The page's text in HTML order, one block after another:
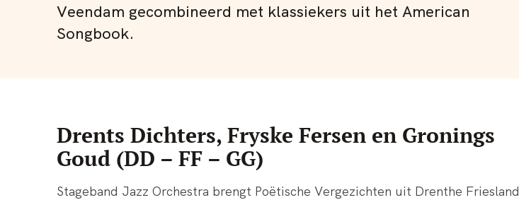
Veendam gecombineerd met klassiekers uit het American
Songbook.
Drents Dichters, Fryske Fersen en Gronings
Goud (DD – FF – GG)
Stageband Jazz Orchestra brengt Poëtische Vergezichten uit Drenthe Friesland